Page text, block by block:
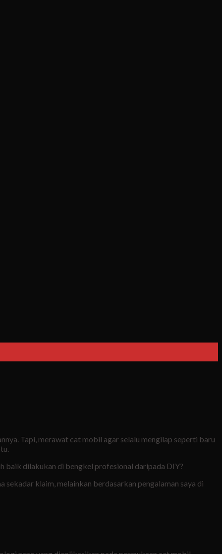
Tapi, merawat cat mobil agar selalu mengilap seperti baru
baik dilakukan di bengkel profesional daripada DIY?
klaim, melainkan berdasarkan pengalaman saya di